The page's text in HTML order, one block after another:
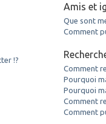
!?
Amis et
Que sont
Comment
Comment
Pourquoi
Pourquoi
Comment
Comment